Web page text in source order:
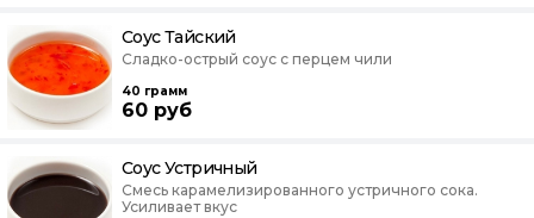
Соус Тайский
Сладко-острый соус с перцем чили
40 грамм
60 руб
Соус Устричный
Смесь карамелизированного устричного сока.
Усиливает вкус